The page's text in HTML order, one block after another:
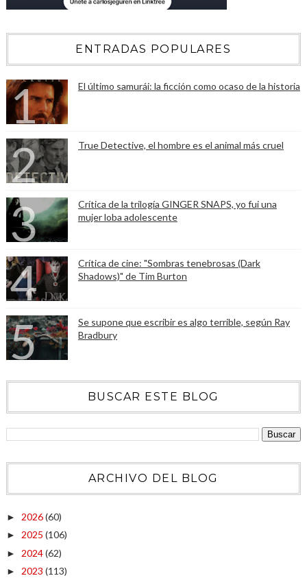
ENTRADAS POPULARES
El último samurái: la ficción como ocaso de la historia
True Detective, el hombre es el animal más cruel
Crítica de la trilogía GINGER SNAPS, yo fui una
mujer loba adolescente
Crítica de cine: "Sombras tenebrosas (Dark
Shadows)" de Tim Burton
Se supone que escribir es algo terrible, según Ray
Bradbury
BUSCAR ESTE BLOG
ARCHIVO DEL BLOG
► 2026(60)
► 2025 (106)
► 2024(62)
► 2023 (113)